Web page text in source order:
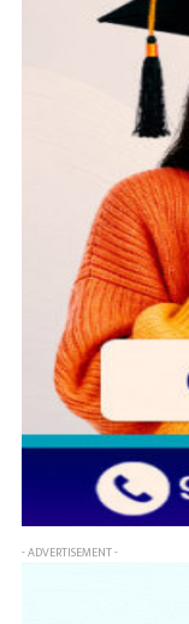
- ADVERTISEMENT -